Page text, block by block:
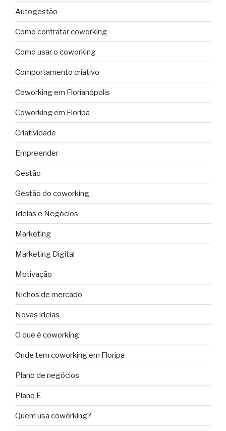
Autogestão
Como contratar coworking
Como usar o coworking
Comportamento criativo
Coworking em Florianópolis
Coworking em Floripa
Criatividade
Empreender
Gestão
Gestão do coworking
Ideias e Negócios
Marketing
Marketing Digital
Motivação
Nichos de mercado
Novas ideias
O que é coworking
Onde tem coworking em Floripa
Plano de negócios
Plano E
Quem usa coworking?